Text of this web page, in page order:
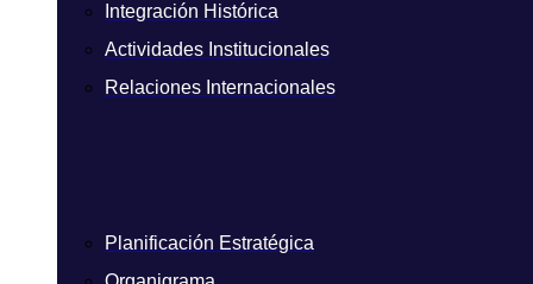
Integración Histórica
Actividades Institucionales
Relaciones Internacionales
Planificación Estratégica